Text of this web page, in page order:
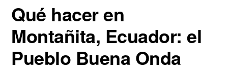
Qué hacer en
Montañita, Ecuador: el
Pueblo Buena Onda